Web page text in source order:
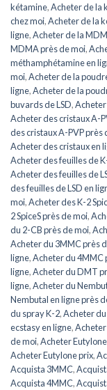
kétamine,Acheter de la
chez moi,Acheter de la
ligne,Acheter de la
MDMA près de moi,
méthamphétamine en
moi,Acheter de la
ligne,Acheter de la
buvards de LSD,Acheter
Acheter des cristaux A-
des cristaux A-PVP près
Acheter des cristaux en
Acheter des feuilles de
Acheter des feuilles de
des feuilles de LSD en
moi,Acheter des K-2
2 SpiceS près de moi,
du 2-CB près de moi,
Acheter du 3MMC près
ligne,Acheter du 4MMC
ligne,Acheter du DMT
ligne,Acheter du
Nembutal en ligne près
du spray K-2,Acheter
ecstasy en ligne,Acheter
de moi,Acheter
Acheter Eutylone prix,
Acquista 3MMC,
Acquista 4MMC,